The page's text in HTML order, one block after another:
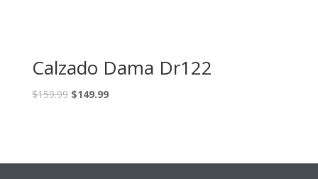
Calzado Dama Dr122
$159.99 $149.99